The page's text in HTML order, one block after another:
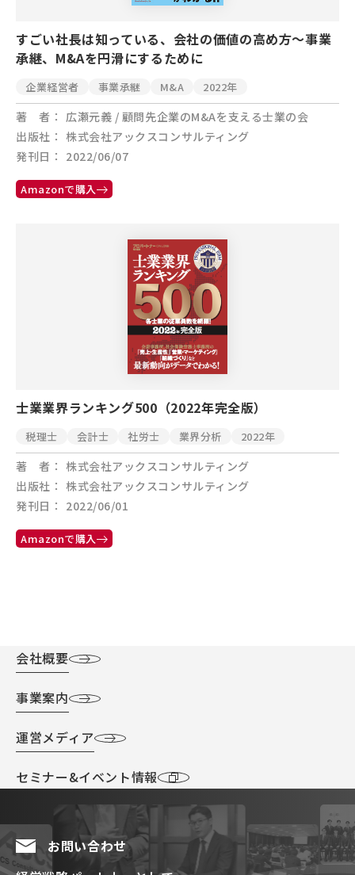
すごい社長は知っている、会社の価値の高め方～事業
承継、M&Aを円滑にするために
企業経営者 事業承継 M&A 2022年
著 者
広瀬元義 / 顧問先企業のM&Aを支える士業の会
出版社
株式会社アックスコンサルティング
発刊日
2022/06/07
Amazonで購入
士業業界ランキング500（2022年完全版）
税理士 会計士 社労士 業界分析 2022年
著 者
株式会社アックスコンサルティング
出版社
株式会社アックスコンサルティング
発刊日
2022/06/01
Amazonで購入
会社概要
事業案内
運営メディア
セミナー&イベント情報
お問い合わせ